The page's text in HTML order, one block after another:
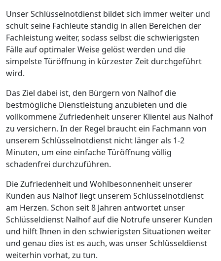
Unser Schlüsselnotdienst bildet sich immer weiter und
schult seine Fachleute ständig in allen Bereichen der
Fachleistung weiter, sodass selbst die schwierigsten
Fälle auf optimaler Weise gelöst werden und die
simpelste Türöffnung in kürzester Zeit durchgeführt
wird.
Das Ziel dabei ist, den Bürgern von Nalhof die
bestmögliche Dienstleistung anzubieten und die
vollkommene Zufriedenheit unserer Klientel aus Nalhof
zu versichern. In der Regel braucht ein Fachmann von
unserem Schlüsselnotdienst nicht länger als 1-2
Minuten, um eine einfache Türöffnung völlig
schadenfrei durchzuführen.
Die Zufriedenheit und Wohlbesonnenheit unserer
Kunden aus Nalhof liegt unserem Schlüsselnotdienst
am Herzen. Schon seit 8 Jahren antwortet unser
Schlüsseldienst Nalhof auf die Notrufe unserer Kunden
und hilft Ihnen in den schwierigsten Situationen weiter
und genau dies ist es auch, was unser Schlüsseldienst
weiterhin vorhat, zu tun.